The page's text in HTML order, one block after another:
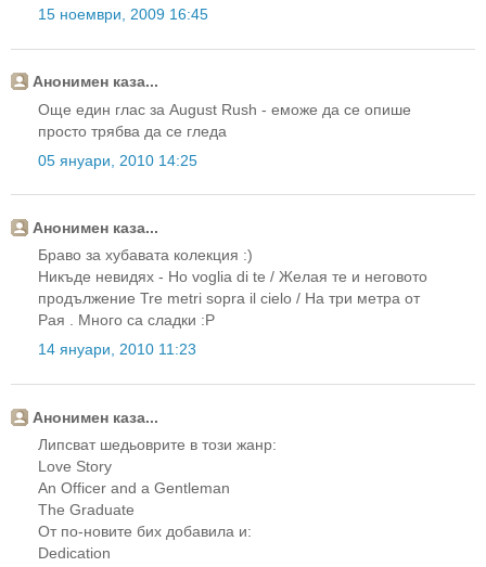
15 ноември, 2009 16:45
Анонимен каза...
Още един глас за August Rush - еможе да се опише
просто трябва да се гледа
05 януари, 2010 14:25
Анонимен каза...
Браво за хубавата колекция :)
Никъде невидях - Ho voglia di te / Желая те и неговото
продължение Tre metri sopra il cielo / На три метра от
Рая . Много са сладки :P
14 януари, 2010 11:23
Анонимен каза...
Липсват шедьоврите в този жанр:
Love Story
An Officer and a Gentleman
The Graduate
Oт по-новите бих добавила и:
Dedication